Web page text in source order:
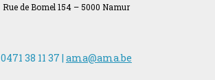
Rue de Bomel 154 – 5000 Namur
0471 38 11 37 | ama@ama.be